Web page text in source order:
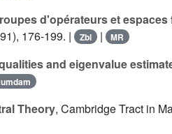
d'opérateurs et
176-199. | Zbl | MR
and eigenvalue
Theory, Cambridge Tract in